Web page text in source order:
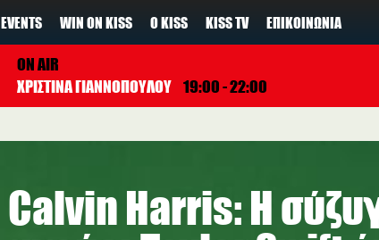
EVENTS WIN ON KISS Ο KISS KISS TV ΕΠΙΚΟΙΝΩΝΊΑ
ON AIR
ΧΡΙΣΤΙΝΑ ΓΙΑΝΝΟΠΟΥΛΟΥ 19:00 - 22:00
Calvin Harris: Η